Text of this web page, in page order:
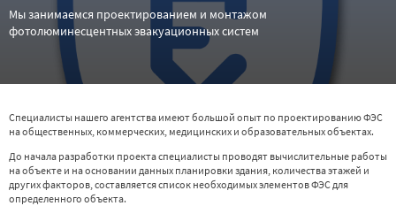
Мы занимаемся проектированием и монтажом
фотолюминесцентных эвакуационных систем
Специалисты нашего агентства имеют большой опыт по проектированию ФЭС
на общественных, коммерческих, медицинских и образовательных объектах.
До начала разработки проекта специалисты проводят вычислительные работы
на объекте и на основании данных планировки здания, количества этажей и
других факторов, составляется список необходимых элементов ФЭС для
определенного объекта.